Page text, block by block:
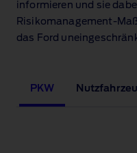
informieren und sie
das Ford
PKW